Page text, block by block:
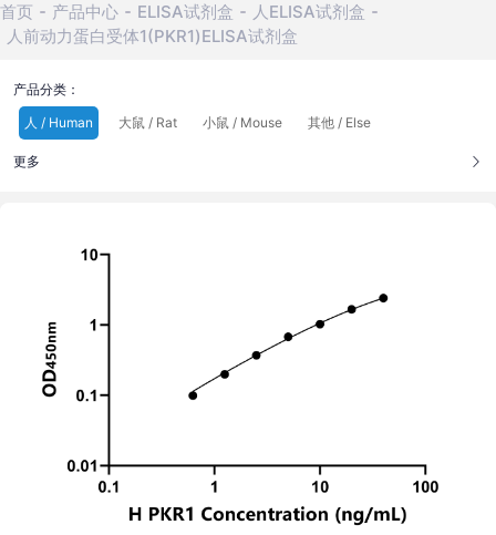
首页 产品中心 ELISA试剂盒
人ELISA试剂盒
人前动力蛋白受体1(PKR1)ELISA试剂盒
产品分类：
人 / Human
大鼠 / Rat 小鼠 / Mouse 其他 / Else
更多